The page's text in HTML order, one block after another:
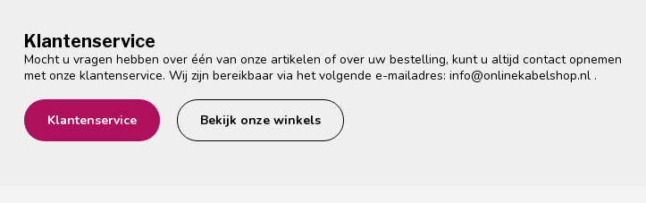
Klantenservice
Mocht u vragen hebben over één van onze artikelen of over uw bestelling, kunt u altijd contact opnemen
met onze klantenservice. Wij zijn bereikbaar via het volgende e-mailadres: info@onlinekabelshop.nl .
Klantenservice Bekijk onze winkels